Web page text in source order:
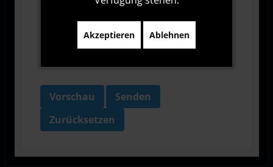
meine Daten über dieses Formular erhebt.
Vorschau
Senden
Zurücksetzen
Akzeptieren Ablehnen